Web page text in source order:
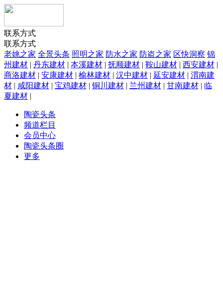
联系方式
联系方式
老姚之家 全景头条 照明之家 防水之家 防盗之家 区快洞察 锦
州建材 | 丹东建材 | 本溪建材 | 抚顺建材 | 鞍山建材 | 西安建材 |
商洛建材 | 安康建材 | 榆林建材 | 汉中建材 | 延安建材 | 渭南建
材 | 咸阳建材 | 宝鸡建材 | 铜川建材 | 兰州建材 | 甘南建材 | 临
夏建材 |
陶瓷头条
频道栏目
会员中心
陶瓷头条圈
更多